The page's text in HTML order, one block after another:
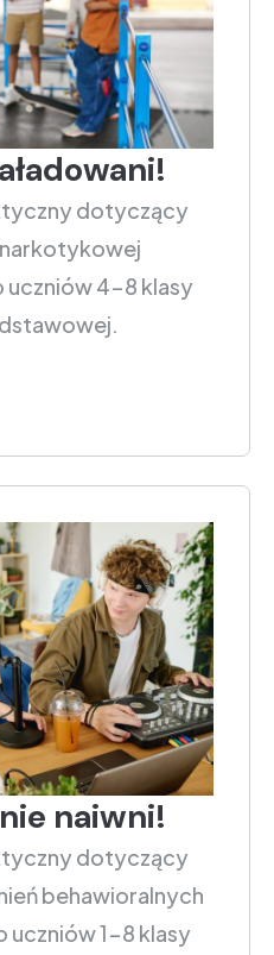
dotyczący
uczniów 4-8 klasy
naiwni!
dotyczący
behawioralnych
uczniów 1-8 klasy